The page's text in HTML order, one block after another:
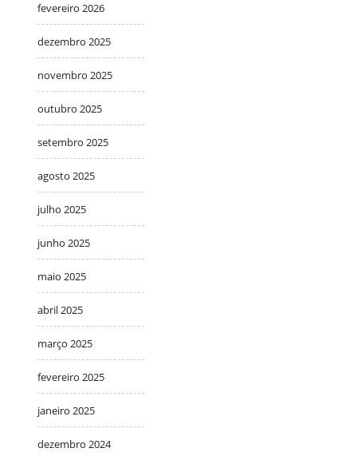
fevereiro 2026
dezembro 2025
novembro 2025
outubro 2025
setembro 2025
agosto 2025
julho 2025
junho 2025
maio 2025
abril 2025
março 2025
fevereiro 2025
janeiro 2025
dezembro 2024